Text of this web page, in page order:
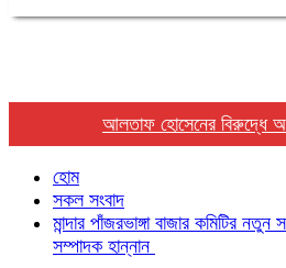
আলতাফ হোসেনের বিরুদ্ধে
হোম
সকল সংবাদ
মান্দার পাঁজরভাঙ্গা বাজার কমিটির
সম্পাদক হান্নান